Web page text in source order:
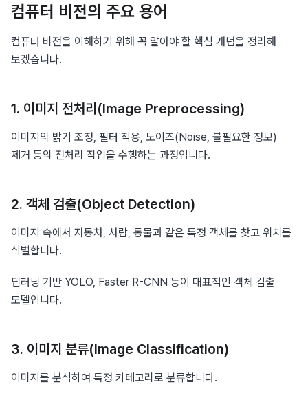
컴퓨터 비전의 주요 용어
컴퓨터 비전을 이해하기 위해 꼭 알아야 할 핵심 개념을 정리해
보겠습니다.
1. 이미지 전처리(Image Preprocessing)
이미지의 밝기 조정, 필터 적용, 노이즈(Noise, 불필요한 정보)
제거 등의 전처리 작업을 수행하는 과정입니다.
2. 객체 검출(Object Detection)
이미지 속에서 자동차, 사람, 동물과 같은 특정 객체를 찾고 위치를
식별합니다.
딥러닝 기반 YOLO, Faster R-CNN 등이 대표적인 객체 검출
모델입니다.
3. 이미지 분류(Image Classification)
이미지를 분석하여 특정 카테고리로 분류합니다.